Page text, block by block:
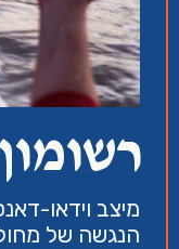
מיצב וידאו-
הנגשה של מחול